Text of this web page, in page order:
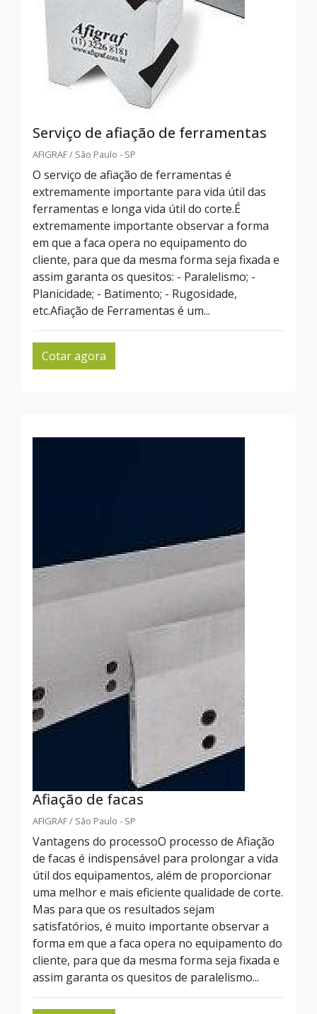
Serviço de afiação de ferramentas
AFIGRAF / São Paulo - SP
O serviço de afiação de ferramentas é
extremamente importante para vida útil das
ferramentas e longa vida útil do corte.É
extremamente importante observar a forma
em que a faca opera no equipamento do
cliente, para que da mesma forma seja fixada e
assim garanta os quesitos: - Paralelismo; -
Planicidade; - Batimento; - Rugosidade,
etc.Afiação de Ferramentas é um...
Cotar agora
Afiação de facas
AFIGRAF / São Paulo - SP
Vantagens do processoO processo de Afiação
de facas é indispensável para prolongar a vida
útil dos equipamentos, além de proporcionar
uma melhor e mais eficiente qualidade de corte.
Mas para que os resultados sejam
satisfatórios, é muito importante observar a
forma em que a faca opera no equipamento do
cliente, para que da mesma forma seja fixada e
assim garanta os quesitos de paralelismo...